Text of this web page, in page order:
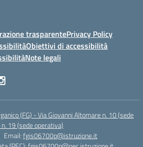
trasparentePrivacy Policy
Obiettivi di accessibilità
Note legali
(FG) - Via Giovanni Altomare n. 10 (sede
19 (sede operativa)
Email:fgis06700p@istruzione.it